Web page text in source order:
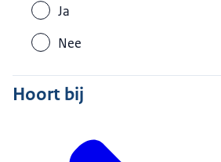
Ja
Nee
Hoort bij